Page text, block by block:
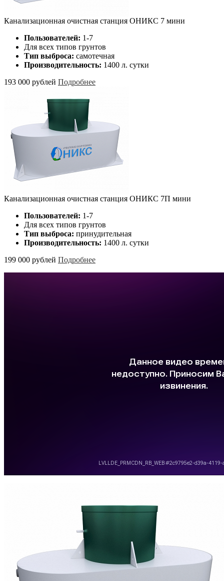
Канализационная очистная станция ОНИКС 7 мини
Пользователей: 1-7
Для всех типов грунтов
Тип выброса: самотечная
Производительность: 1400 л. сутки
193 000 рублей Подробнее
Канализационная очистная станция ОНИКС 7П мини
Пользователей: 1-7
Для всех типов грунтов
Тип выброса: принудительная
Производительность: 1400 л. сутки
199 000 рублей Подробнее